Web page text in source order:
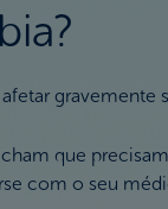
gravemente
que
com o seu